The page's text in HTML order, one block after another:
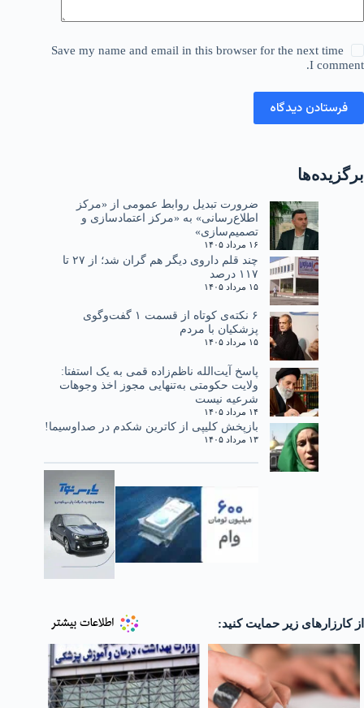
Save my name and email in this browser for the next time
I comment.
فرستادن دیدگاه
برگزیده‌ها
ضرورت تبدیل روابط عمومی از «مرکز
اطلاع‌رسانی» به «مرکز اعتمادسازی و
تصمیم‌سازی»
۱۶ مرداد ۱۴۰۵
چند قلم داروی دیگر هم گران شد؛ از ۲۷ تا
۱۱۷ درصد
۱۵ مرداد ۱۴۰۵
۶ نکته‌ی کوتاه از قسمت ۱ گفت‌وگوی
پزشکیان با مردم
۱۵ مرداد ۱۴۰۵
پاسخ آیت‌الله ناظم‌زاده قمی به یک استفتا:
ولایت حکومتی به‌تنهایی مجوز اخذ وجوهات
شرعیه نیست
۱۴ مرداد ۱۴۰۵
بازپخش کلیپی از کاترین شکدم در صداوسیما!
۱۳ مرداد ۱۴۰۵
از کارزارهای زیر حمایت کنید: